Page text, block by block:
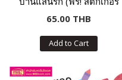
กว่า 100 ชิ้น ในเล่ม)
65.00 THB
Add to Cart